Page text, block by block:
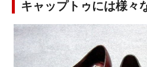
キャップトゥには様々